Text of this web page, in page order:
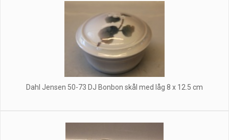
Dahl Jensen 50-73 DJ Bonbon skål med låg 8 x 12.5 cm